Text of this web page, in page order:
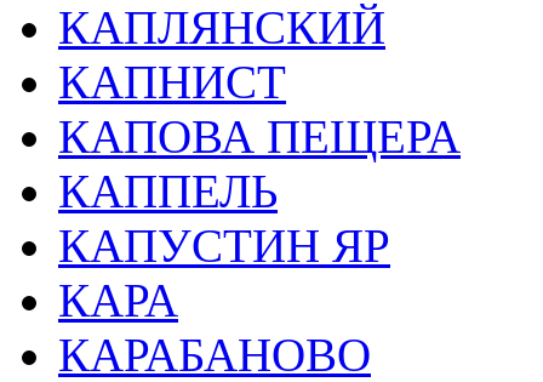
КАПЛЯНСКИЙ
КАПНИСТ
КАПОВА ПЕЩЕРА
КАППЕЛЬ
КАПУСТИН ЯР
КАРА
КАРАБАНОВО